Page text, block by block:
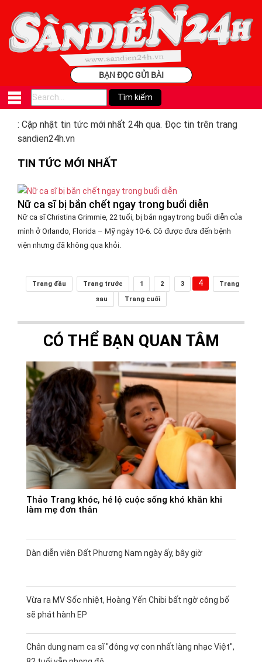
BẠN ĐỌC GỬI BÀI
: Cập nhật tin tức mới nhất 24h qua. Đọc tin trên trang
sandien24h.vn
TIN TỨC MỚI NHẤT
Nữ ca sĩ bị bắn chết ngay trong buổi diễn
Nữ ca sĩ Christina Grimmie, 22 tuổi, bị bắn ngay trong buổi diễn của
mình ở Orlando, Florida – Mỹ ngày 10-6. Cô được đưa đến bệnh
viện nhưng đã không qua khỏi.
Trang đầu Trang trước 1 2 3 4
Trang
sau
Trang cuối
CÓ THỂ BẠN QUAN TÂM
Thảo Trang khóc, hé lộ cuộc sống khó khăn khi
làm mẹ đơn thân
Dàn diễn viên Đất Phương Nam ngày ấy, bây giờ
Vừa ra MV Sốc nhiệt, Hoàng Yến Chibi bất ngờ công bố
sẽ phát hành EP
Chân dung nam ca sĩ "đông vợ con nhất làng nhạc Việt",